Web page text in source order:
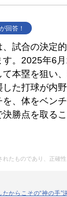
回答！
試合の決定
す。2025年6
本塁を狙い
した打球が内
、体をベン
勝点を取る
たものであり、正確
たからこその“神の